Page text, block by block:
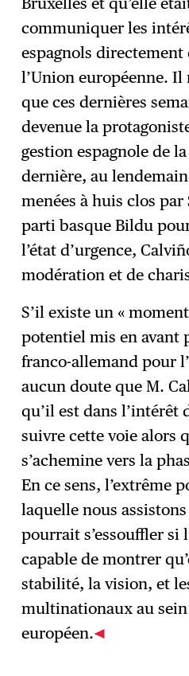
communiquer les
espagnols directement
l’Union européenne.
que ces dernières
devenue la
gestion espagnole de
dernière, au
menées à huis clos par
parti basque Bildu
l’état d’urgence,
modération et de
S’il existe un «
potentiel mis en avant
franco-allemand pour
aucun doute que M.
qu’il est dans l’intérêt
suivre cette voie alors
s’achemine vers la
En ce sens, l’extrême
laquelle nous
pourrait s’essouffler si
capable de montrer
stabilité, la vision, et
multinationaux au sein
européen.